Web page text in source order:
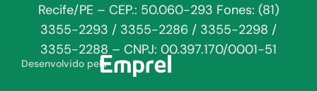
Recife/PE – CEP.: 50.060-293 Fones: (81)
3355-2293 / 3355-2286 / 3355-2298 /
3355-2288 – CNPJ: 00.397.170/0001-51
Desenvolvido pela